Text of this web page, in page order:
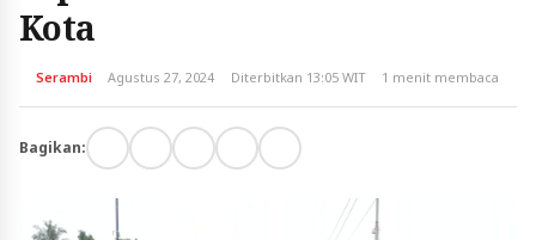
Kota
Serambi Agustus 27, 2024 Diterbitkan 13:05 WIT 1 menit membaca
Bagikan: